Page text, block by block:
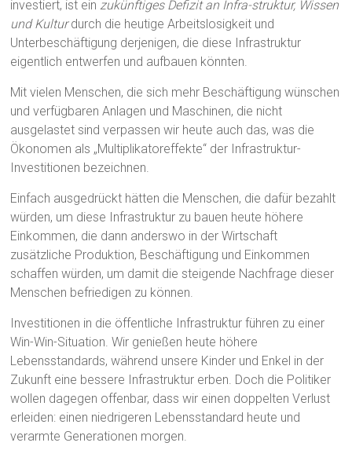
investiert, ist einzukünftiges Defizit an Infra-struktur, Wissen
und Kulturdurch die heutige Arbeitslosigkeit und
Unterbeschäftigung derjenigen, die diese Infrastruktur
eigentlich entwerfen und aufbauen könnten.
Mit vielen Menschen, die sich mehr Beschäftigung wünschen
und verfügbaren Anlagen und Maschinen, die nicht
ausgelastet sind verpassen wir heute auch das, was die
Ökonomen als „Multiplikatoreffekte“ der Infrastruktur-
Investitionen bezeichnen.
Einfach ausgedrückt hätten die Menschen, die dafür bezahlt
würden, um diese Infrastruktur zu bauen heute höhere
Einkommen, die dann anderswo in der Wirtschaft
zusätzliche Produktion, Beschäftigung und Einkommen
schaffen würden, um damit die steigende Nachfrage dieser
Menschen befriedigen zu können.
Investitionen in die öffentliche Infrastruktur führen zu einer
Win-Win-Situation. Wir genießen heute höhere
Lebensstandards, während unsere Kinder und Enkel in der
Zukunft eine bessere Infrastruktur erben. Doch die Politiker
wollen dagegen offenbar, dass wir einen doppelten Verlust
erleiden: einen niedrigeren Lebensstandard heute und
verarmte Generationen morgen.